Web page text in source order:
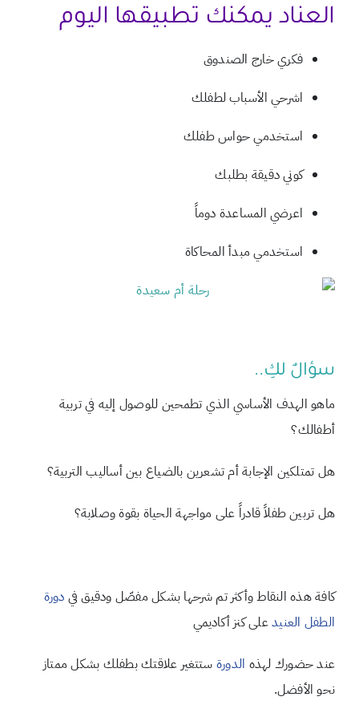
العناد يمكنك تطبيقها اليوم
فكري خارج الصندوق
اشرحي الأسباب لطفلك
استخدمي حواس طفلك
كوني دقيقة بطلبك
اعرضي المساعدة دوماً
استخدمي مبدأ المحاكاة
سؤالٌ لكِ..
ماهو الهدف الأساسي الذي تطمحين للوصول إليه في تربية
أطفالك؟
هل تمتلكين الإجابة أم تشعرين بالضياع بين أساليب التربية؟
هل تربين طفلاً قادراً على مواجهة الحياة بقوة وصلابة؟
كافة هذه النقاط وأكثر تم شرحها بشكل مفصّل ودقيق في دورة
الطفل العنيدعلى كنز أكاديمي
عند حضورك لهذه الدورة ستتغير علاقتك بطفلك بشكل ممتاز
نحو الأفضل.